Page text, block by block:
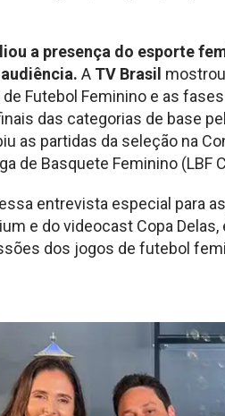
a presença do esporte
A TV Brasil
Futebol Feminino e as
das categorias de base
as partidas da seleção na
de Basquete Feminino (LBF
entrevista especial para
e do videocast Copa Delas,
dos jogos de futebol